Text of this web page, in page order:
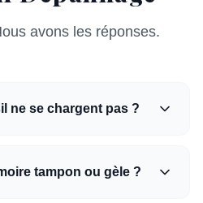
avons les réponses.
ne se chargent pas ?
tampon ou gèle ?